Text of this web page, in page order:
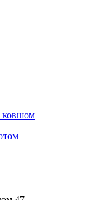
ковшом